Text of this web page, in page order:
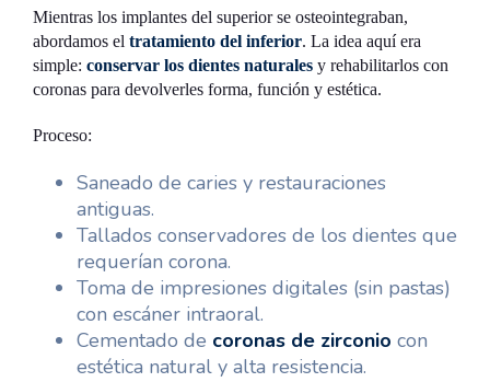
Mientras los implantes del superior se osteointegraban,
abordamos el tratamiento del inferior. La idea aquí era
simple: conservar los dientes naturales y rehabilitarlos con
coronas para devolverles forma, función y estética.
Proceso:
Saneado de caries y restauraciones
antiguas.
Tallados conservadores de los dientes que
requerían corona.
Toma de impresiones digitales (sin pastas)
con escáner intraoral.
Cementado de coronas de zirconio con
estética natural y alta resistencia.